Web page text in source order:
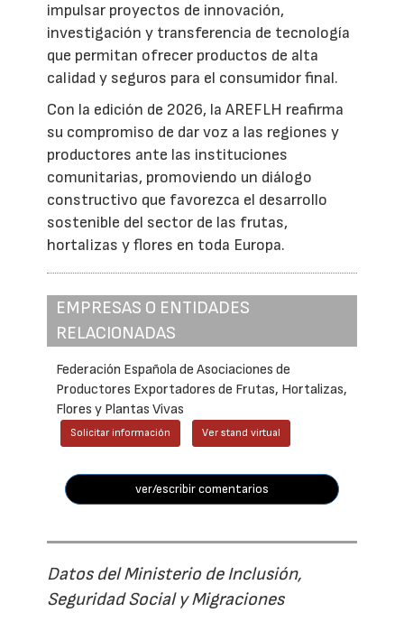
impulsar proyectos de innovación,
investigación y transferencia de tecnología
que permitan ofrecer productos de alta
calidad y seguros para el consumidor final.
Con la edición de 2026, la AREFLH reafirma
su compromiso de dar voz a las regiones y
productores ante las instituciones
comunitarias, promoviendo un diálogo
constructivo que favorezca el desarrollo
sostenible del sector de las frutas,
hortalizas y flores en toda Europa.
EMPRESAS O ENTIDADES
RELACIONADAS
Federación Española de Asociaciones de
Productores Exportadores de Frutas, Hortalizas,
Flores y Plantas Vivas
Solicitar información Ver stand virtual
ver/escribir comentarios
Datos del Ministerio de Inclusión,
Seguridad Social y Migraciones